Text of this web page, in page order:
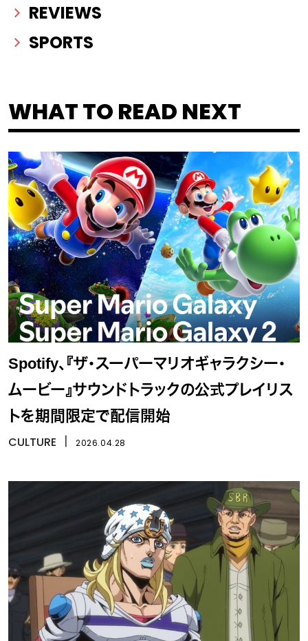
REVIEWS
SPORTS
WHAT TO READ NEXT
Spotify、『ザ・スーパーマリオギャラクシー・
ムービー』サウンドトラックの公式プレイリス
トを期間限定で配信開始
CULTURE 2026.04.28